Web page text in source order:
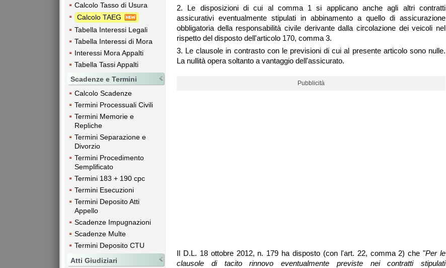
Calcolo Tasso di Usura
Calcolo TAEG
Tabella Interessi Legali
Tabella Interessi di Mora
Interessi Mora Appalti
Tabella Tassi Appalti
Scadenze e Termini
Calcolo Scadenze
Termini Processuali Civili
Termini Memorie e
Repliche
Termini Separazione e
Divorzio
Termini Procedimento
Semplificato
Termini 183 + 190 cpc
Termini Esecuzioni
Termini Deposito Atti
Appello
Scadenze Impugnazioni
Scadenze Multe
Termini Deposito CTU
Atti Giudiziari
2. Le disposizioni di cui al comma 1 si applicano anche agli altri contratti
assicurativi eventualmente stipulati in abbinamento a quello di assicurazione
obbligatoria della responsabilità civile derivante dalla circolazione dei veicoli nel
rispetto del disposto dell'articolo 170, comma 3.
3. Le clausole in contrasto con le previsioni di cui al presente articolo sono nulle.
La nullità opera soltanto a vantaggio dell'assicurato.
Pubblicità
Il D.L. 18 ottobre 2012, n. 179 ha disposto (con l'art. 22, comma 2) che "Per le
clausole di tacito rinnovo eventualmente previste nei contratti stipulati